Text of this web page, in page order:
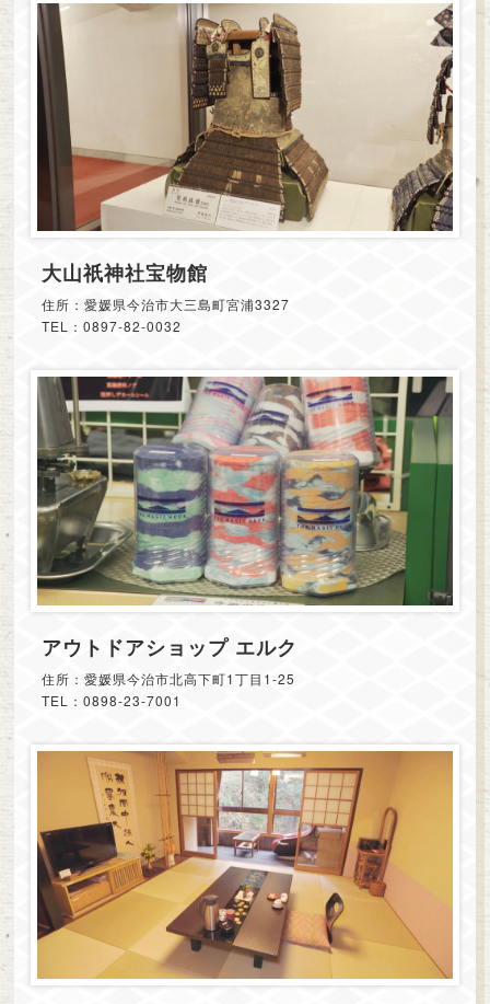
大山祇神社宝物館
住所：愛媛県今治市大三島町宮浦3327
TEL：0897-82-0032
アウトドアショップ エルク
住所：愛媛県今治市北高下町1丁目1-25
TEL：0898-23-7001